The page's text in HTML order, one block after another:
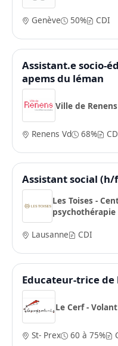
Genève 50% CDI
Assistant.e socio-
apems du léman
Ville de Renens
Renens Vd 68%
Assistant social
Les Toises -
psychothérapie
Lausanne
CDI
Educateur-trice de
Le Cerf - Volant
St- Prex 60 à 75%